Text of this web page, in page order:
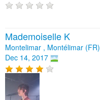
Mademoiselle K
Montelimar , Montélimar (FR)
Dec 14, 2017